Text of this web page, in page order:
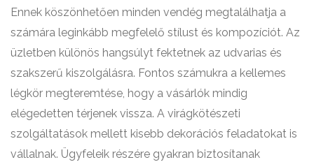
Ennek köszönhetően minden vendég megtalálhatja a
számára leginkább megfelelő stílust és kompozíciót. Az
üzletben különös hangsúlyt fektetnek az udvarias és
szakszerű kiszolgálásra. Fontos számukra a kellemes
légkör megteremtése, hogy a vásárlók mindig
elégedetten térjenek vissza. A virágkötészeti
szolgáltatások mellett kisebb dekorációs feladatokat is
vállalnak. Ügyfeleik részére gyakran biztosítanak